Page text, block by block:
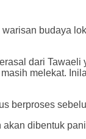
budaya
dari
melekat.
berproses
dibentuk